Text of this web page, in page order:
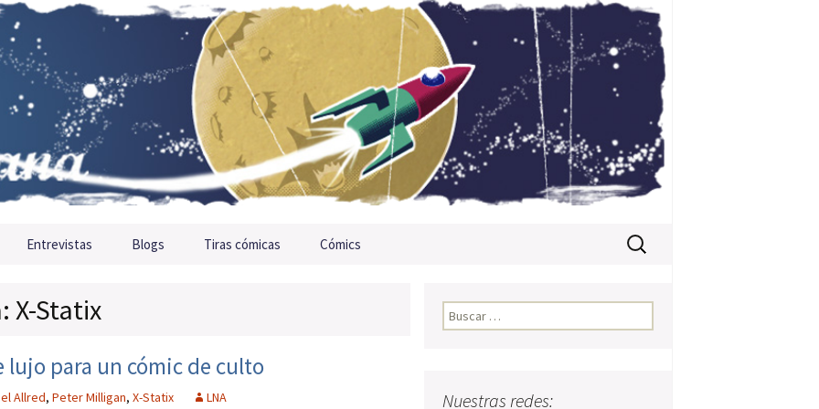
Entrevistas Blogs Tiras cómicas Cómics Buscar:
X-Statix
lujo para un cómic de culto
Allred, Peter Milligan, X-Statix LNA
Buscar:
Nuestras redes: